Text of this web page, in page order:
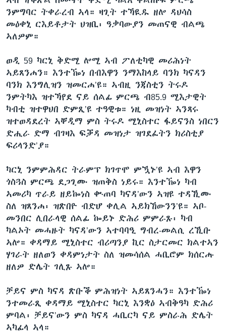
ንምግባር ትቀራረብ ኣላ። ዛጊት ተኻዪዱ ዘሎ ዳህሳስ
መዕቀኒ ርእይቶታት ህዝቢ፡ ዓቃባውያን መጠናዊ ብልጫ
ኣለዎም።
ወዲ 59 ካርኒ ቅድሚ ሎሚ ኣብ ፖለቲካዊ መሪሕነት
ኣይጸንሐን። እንተዀነ በብእዋን ንማእከላይ ባንክ ካናዳን
ባንክ እንግሊዝን ዝመርሐ’ዩ። ኣብዚ ንጃስቲን ትሩዶ
ንምትካእ ዝተኻየደ ናይ ሰልፊ ምርጫ ብ85.9 ሚእታዊት
ካብቲ ዝተዋህበ ድምጺ’ዩ ተዓዊቱ። ነዚ መዝነት ኣንጻሩ
ዝተወዳደረት ኣቐዲማ ምስ ትሩዶ ሚኒስተር ፋይናንስ ነበርን
ድሒራ ድማ ብገዛእ ፍቓዳ መዝነታ ዝገደፈትን ክሪስቲያ
ፍሪላንድ’ያ።
ካርኒ ንምምሕዳር ትራምፕ ክገጥሞ ምዃኑ’ዩ ኣብ እዋን
ጎስጓስ ምርጫ ደጋጊሙ ዝጠቅስ ነይሩ። እንተዀነ ካብ
ኣመሪካ ጥራይ ዘይኰነስ ቍጠባ ካናዳ’ውን ኣዝዩ ተዳኺሙ
ስለ ዝጸንሐ፡ ዝጽበዮ ብድሆ ቀሊል ኣይክኸውንን’ዩ። ኣቦ-
መንበር ሊበራላዊ ሰልፊ ኰይኑ ድሕሪ ምምራጹ፡ ካብ
ካልኦት መሓዙት ካናዳ’ውን ኣተባባዒ ግብረ-መልሲ ረኺቡ
ኣሎ። ቀዳማይ ሚኒስተር ብሪጣንያ ኪር ስታርመር ክልተኣን
ሃገራት ዘለወን ቀዳምነታት ስለ ዝመሳሰል ሓቢሮም ክሰርሑ
ዘለዎ ድሌት ገሊጹ ኣሎ።
ቻይና ምስ ካናዳ ጽቡቕ ምሕዝነት ኣይጸንሓን። እንተዀነ
ንተመራጺ ቀዳማይ ሚኒስተር ካርኒ እንቋዕ ኣብቅዓካ ድሕሪ
ምባል፡ ቻይና’ውን ምስ ካናዳ ሓቢርካ ናይ ምስራሕ ድሌት
ኣካፊላ ኣላ።